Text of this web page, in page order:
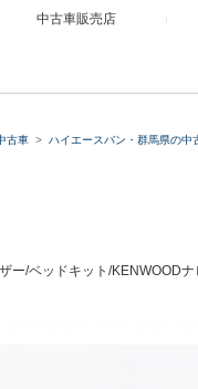
中古車販売店
古車 ハイエースバン・群馬県の中
/ベッドキット/KENWOODナ